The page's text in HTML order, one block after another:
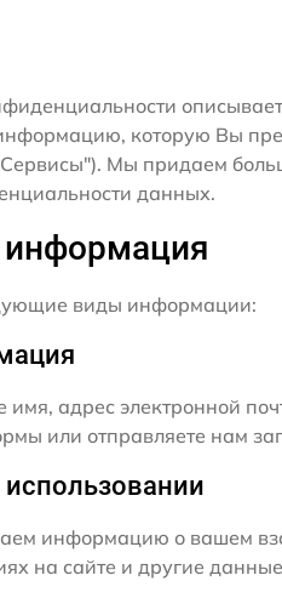
которую Вы
"Сервисы"). Мы придаем
данных.
виды информации:
адрес электронной
или отправляете нам
информацию о вашем
на сайте и другие